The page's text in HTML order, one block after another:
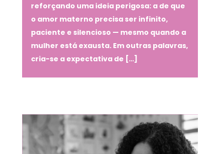
reforçando uma ideia perigosa: a de que
o amor materno precisa ser infinito,
paciente e silencioso — mesmo quando a
mulher está exausta. Em outras palavras,
cria-se a expectativa de […]